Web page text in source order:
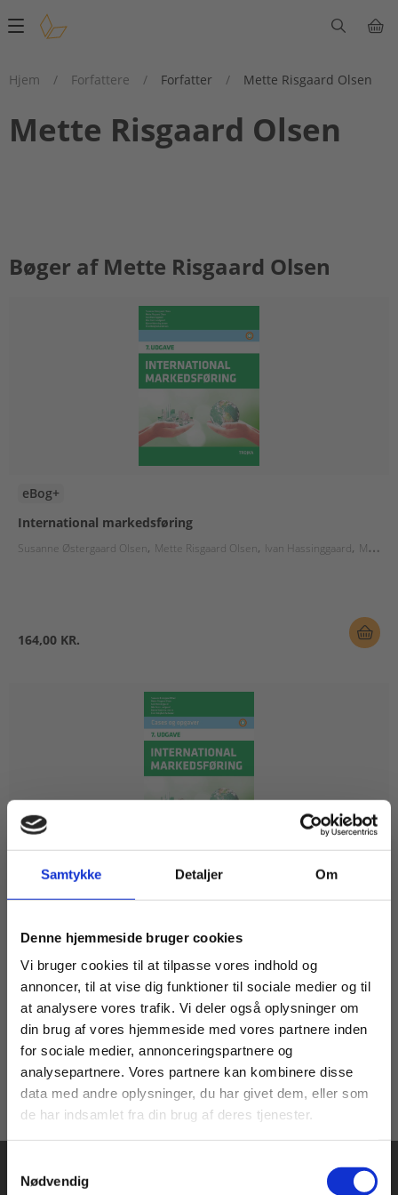
Samtykke Detaljer Om
Denne hjemmeside bruger cookies
Vi bruger cookies til at tilpasse vores indhold og
annoncer, til at vise dig funktioner til sociale medier og til
at analysere vores trafik. Vi deler også oplysninger om
din brug af vores hjemmeside med vores partnere inden
for sociale medier, annonceringspartnere og
analysepartnere. Vores partnere kan kombinere disse
data med andre oplysninger, du har givet dem, eller som
de har indsamlet fra din brug af deres tjenester.
Nødvendig
Main
Hjem
/ Forfattere / Forfatter / Mette Risgaard Olsen
Mette Risgaard Olsen
Bøger af Mette Risgaard Olsen
eBog+
International markedsføring
Susanne Østergaard Olsen Mette Risgaard Olsen Ivan Hassinggaard Mia Post-Lundgaard
164,00 KR.
eBog+
Susanne Østergaard Olsen Mette Risgaard Olsen
84,00 KR.
Køb læremidler og find masterclasses mm.
Fortsæt som:
For privatkunder og
studerende. Du får
vist priser inkl.
For institutioner og
virksomheder. Du
får vist priser ekskl.